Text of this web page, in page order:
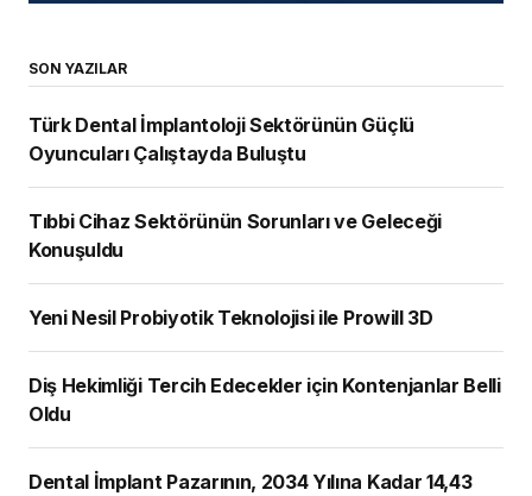
SON YAZILAR
Türk Dental İmplantoloji Sektörünün Güçlü
Oyuncuları Çalıştayda Buluştu
Tıbbi Cihaz Sektörünün Sorunları ve Geleceği
Konuşuldu
Yeni Nesil Probiyotik Teknolojisi ile Prowill 3D
Diş Hekimliği Tercih Edecekler için Kontenjanlar Belli
Oldu
Dental İmplant Pazarının, 2034 Yılına Kadar 14,43